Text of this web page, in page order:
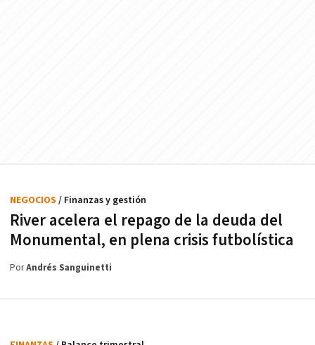
River acelera el repago de la deuda del
Monumental, en plena crisis futbolística
NEGOCIOS / Finanzas y gestión
PorAndrés Sanguinetti